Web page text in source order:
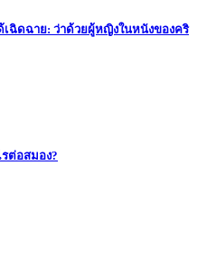
ฉิดฉาย: ว่าด้วยผู้หญิงในหนังของคริ
ต่อสมอง?